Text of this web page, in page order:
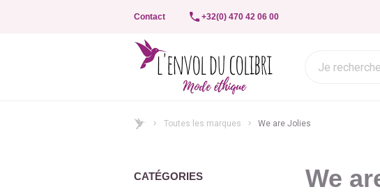
Contact +32(0) 470 42 06 00
Toutes les marques We are Jolies
CATÉGORIES
We